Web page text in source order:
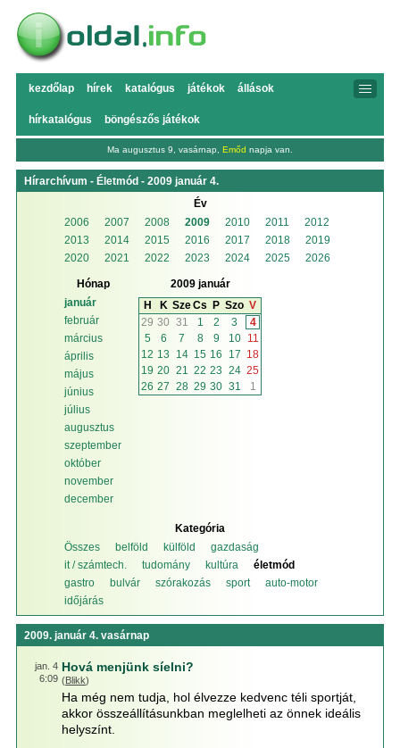
kezdőlap hírek katalógus játékok állások
hírkatalógus böngészős játékok
Ma augusztus 9, vasárnap, Emőd napja van.
Hírarchívum - Életmód - 2009 január 4.
Év
2006
2007 2008 2009 2010 2011
2012
2013
2014 2015 2016 2017 2018
2019
2020
2021 2022 2023 2024 2025 2026
Hónap
január
február
március
április
május
június
július
augusztus
szeptember
október
november
december
2009 január
H
K SzeCs P Szo V
29 30 31 1 2 3
4
5
6 7 8 9 10
11
12 13 14 15 16 17 18
19 20 21 22 23 24 25
26 27 28 29 30 31 1
Kategória
Összes
belföld külföld
gazdaság
it / számtech.
tudomány kultúra
életmód
gastro
bulvár szórakozás sport
auto-motor
időjárás
2009. január 4. vasárnap
jan. 4
6:09
Hová menjünk síelni?
(Blikk)
Ha még nem tudja, hol élvezze kedvenc téli sportját,
akkor összeállításunkban meglelheti az önnek ideális
helyszínt.